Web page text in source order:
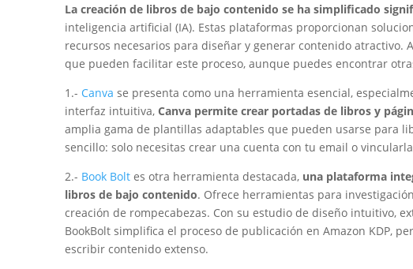
La creación de libros de bajo contenido se ha simplificado
inteligencia artificial (IA). Estas plataformas proporcionan
recursos necesarios para diseñar y generar contenido
que pueden facilitar este proceso, aunque puedes encontrar
1.- Canva se presenta como una herramienta esencial,
interfaz intuitiva, Canva permite crear portadas de libros y
amplia gama de plantillas adaptables que pueden usarse para
sencillo: solo necesitas crear una cuenta con tu email o
2.- Book Bolt es otra herramienta destacada, una plataforma
libros de bajo contenido. Ofrece herramientas para
creación de rompecabezas. Con su estudio de diseño intuitivo,
BookBolt simplifica el proceso de publicación en Amazon KDP,
escribir contenido extenso.